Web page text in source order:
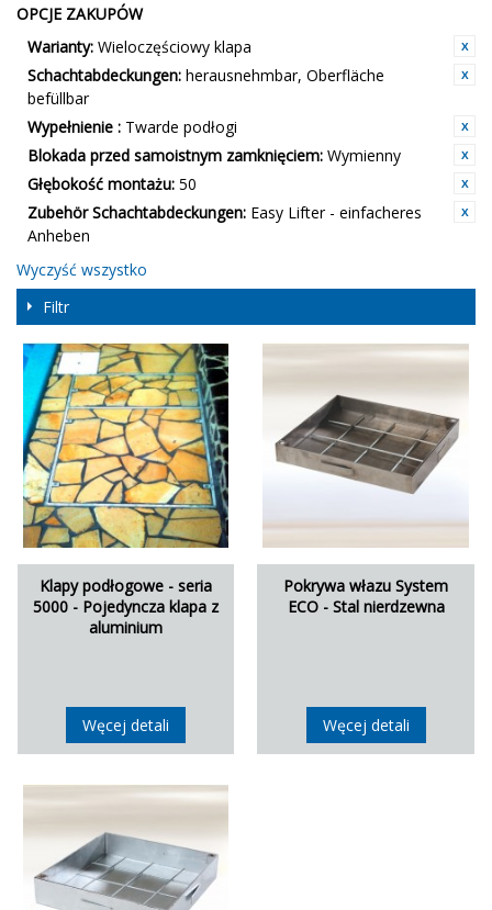
OPCJE ZAKUPÓW
Warianty: Wieloczęściowy klapa
Schachtabdeckungen: herausnehmbar, Oberfläche
befüllbar
Wypełnienie : Twarde podłogi
Blokada przed samoistnym zamknięciem: Wymienny
Głębokość montażu: 50
Zubehör Schachtabdeckungen: Easy Lifter - einfacheres
Anheben
Wyczyść wszystko
Filtr
Klapy podłogowe - seria
5000 - Pojedyncza klapa z
aluminium
Węcej detali
Pokrywa włazu System
ECO - Stal nierdzewna
Węcej detali